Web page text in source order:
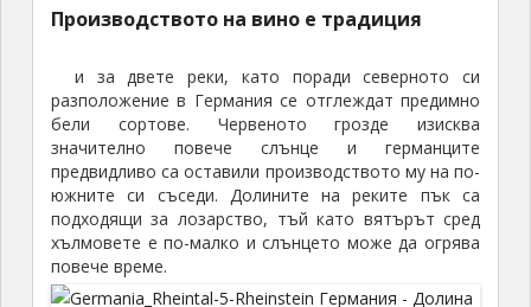
Производството на вино е традиция
и за двете реки, като поради северното си
разположение в Германия се отглеждат предимно
бели сортове. Червеното грозде изисква
значително повече слънце и германците
предвидливо са оставили производството му на по-
южните си съседи. Долините на реките пък са
подходящи за лозарство, тъй като вятърът сред
хълмовете е по-малко и слънцето може да огрява
повече време.